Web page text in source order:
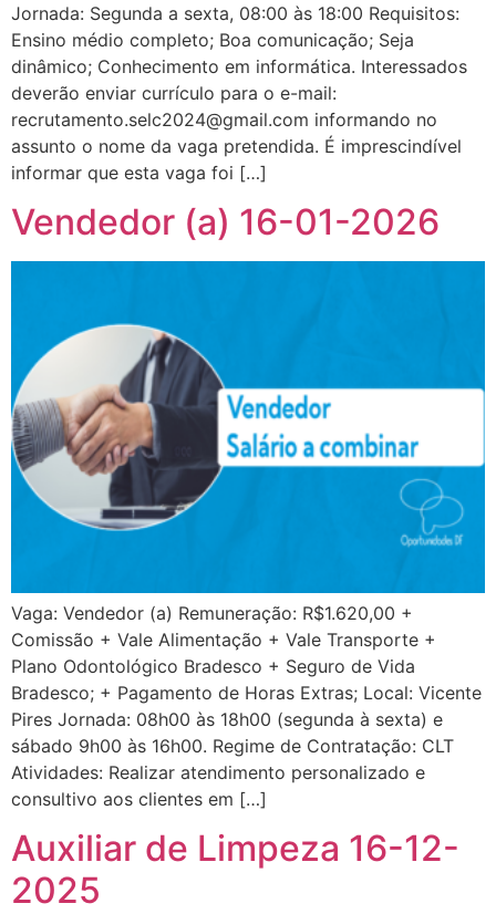
Jornada: Segunda a sexta, 08:00 às 18:00 Requisitos:
Ensino médio completo; Boa comunicação; Seja
dinâmico; Conhecimento em informática. Interessados
deverão enviar currículo para o e-mail:
recrutamento.selc2024@gmail.com informando no
assunto o nome da vaga pretendida. É imprescindível
informar que esta vaga foi […]
Vendedor (a) 16-01-2026
Vaga: Vendedor (a) Remuneração: R$1.620,00 +
Comissão + Vale Alimentação + Vale Transporte +
Plano Odontológico Bradesco + Seguro de Vida
Bradesco; + Pagamento de Horas Extras; Local: Vicente
Pires Jornada: 08h00 às 18h00 (segunda à sexta) e
sábado 9h00 às 16h00. Regime de Contratação: CLT
Atividades: Realizar atendimento personalizado e
consultivo aos clientes em […]
Auxiliar de Limpeza 16-12-
2025